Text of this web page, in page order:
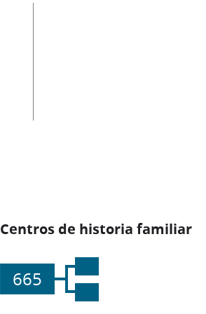
Centros de historia familiar
665